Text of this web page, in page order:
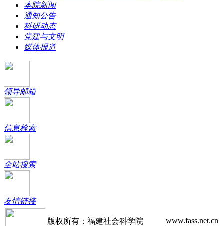
本院新闻
通知公告
科研动态
党建与文明
媒体报道
领导邮箱
信息检索
全站搜索
友情链接
版权所有：福建社会科学院
www.fass.net.cn